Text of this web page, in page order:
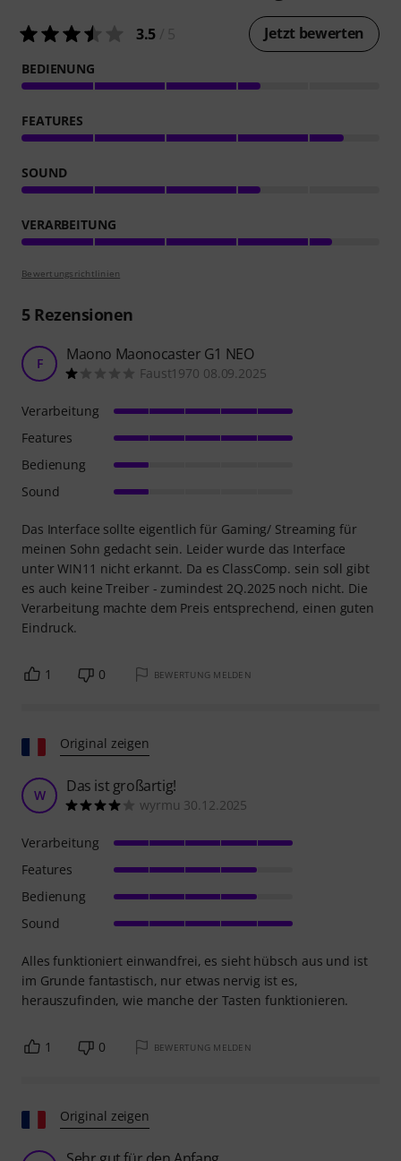
3.5 Jetzt bewerten
BEDIENUNG
FEATURES
SOUND
VERARBEITUNG
Bewertungsrichtlinien
5Rezensionen
F Maono Maonocaster G1 NEO
Faust1970 08.09.2025
Das Interface sollte eigentlich für Gaming/ Streaming für
meinen Sohn gedacht sein. Leider wurde das Interface
unter WIN11 nicht erkannt. Da es ClassComp. sein soll gibt
es auch keine Treiber - zumindest 2Q.2025 noch nicht. Die
Verarbeitung machte dem Preis entsprechend, einen guten
Eindruck.
Verarbeitung
Features
Bedienung
Sound
1 0 BEWERTUNG MELDEN
Original zeigen
W Das ist großartig!
wyrmu 30.12.2025
Alles funktioniert einwandfrei, es sieht hübsch aus und ist
im Grunde fantastisch, nur etwas nervig ist es,
herauszufinden, wie manche der Tasten funktionieren.
Verarbeitung
Features
Bedienung
Sound
1 0 BEWERTUNG MELDEN
Original zeigen